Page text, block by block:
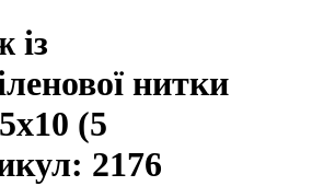
із
нитки
(5
2176